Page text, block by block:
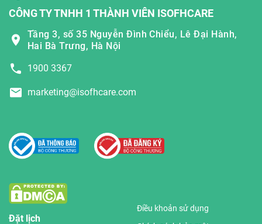
CÔNG TY TNHH 1 THÀNH VIÊN ISOFHCARE
Tầng 3, số 35 Nguyễn Đình Chiểu, Lê Đại Hành,
Hai Bà Trưng, Hà Nội
1900 3367
marketing@isofhcare.com
Đặt lịch
Điều khoản sử dụng